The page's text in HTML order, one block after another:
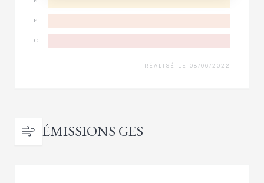
F
G
RÉALISÉ LE 08/06/2022
ÉMISSIONS GES